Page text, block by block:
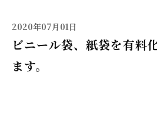
2020年07月01日
ビニール袋、紙袋を有料
ます。